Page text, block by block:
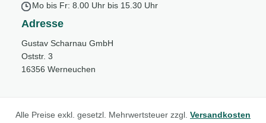
Mo bis Fr: 8.00 Uhr bis 15.30 Uhr
Adresse
Gustav Scharnau GmbH
Oststr. 3
16356 Werneuchen
Alle Preise exkl. gesetzl. Mehrwertsteuer zzgl. Versandkosten